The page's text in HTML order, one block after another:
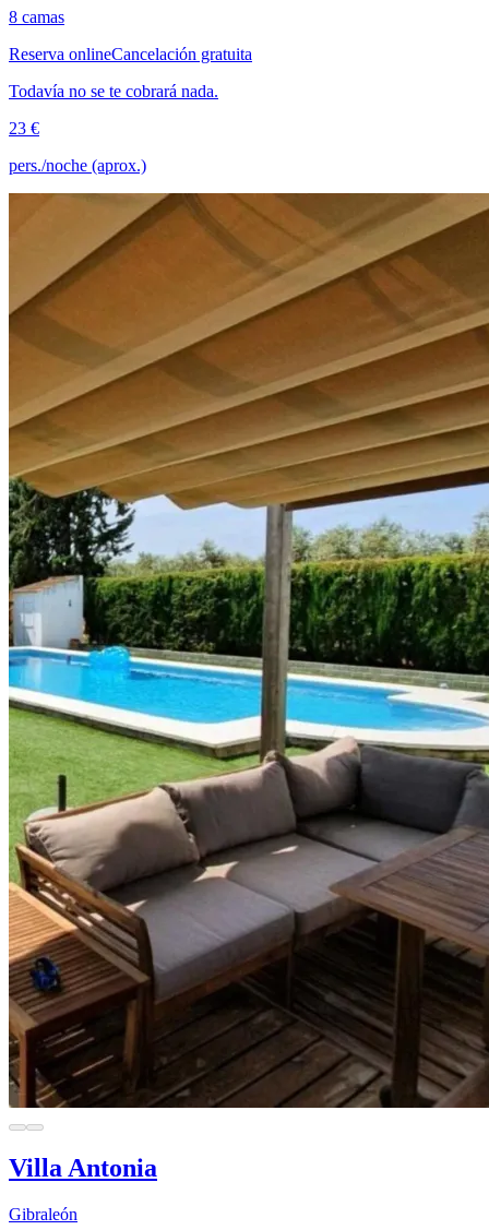
8 camas
Reserva onlineCancelación gratuita
Todavía no se te cobrará nada.
23 €
pers./noche (aprox.)
Villa Antonia
Gibraleón